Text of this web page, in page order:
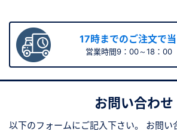
17時までのご注文で
営業時間9：00～18：00
お問い合わせ
以下のフォームにご記入下さい。
お問い